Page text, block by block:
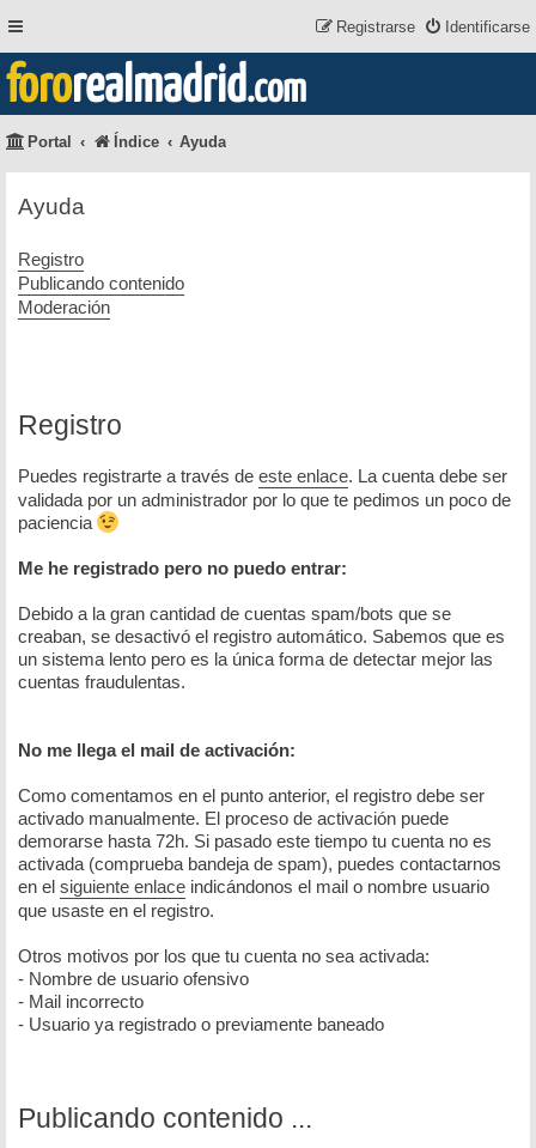
Identificarse
Registrarse
fororealmadrid.com
Portal Índice Ayuda
Ayuda
Registro
Publicando contenido
Moderación
Registro
Puedes registrarte a través de este enlace. La cuenta debe ser
validada por un administrador por lo que te pedimos un poco de
paciencia
Me he registrado pero no puedo entrar:
Debido a la gran cantidad de cuentas spam/bots que se
creaban, se desactivó el registro automático. Sabemos que es
un sistema lento pero es la única forma de detectar mejor las
cuentas fraudulentas.
No me llega el mail de activación:
Como comentamos en el punto anterior, el registro debe ser
activado manualmente. El proceso de activación puede
demorarse hasta 72h. Si pasado este tiempo tu cuenta no es
activada (comprueba bandeja de spam), puedes contactarnos
en el siguiente enlace indicándonos el mail o nombre usuario
que usaste en el registro.
Otros motivos por los que tu cuenta no sea activada:
- Nombre de usuario ofensivo
- Mail incorrecto
- Usuario ya registrado o previamente baneado
Publicando contenido ...